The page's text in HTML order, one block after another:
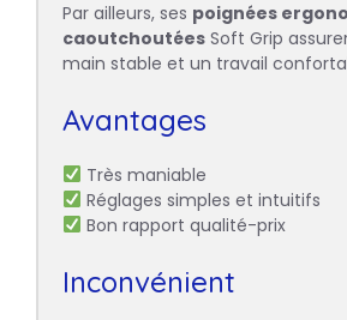
Par ailleurs, ses poignées
caoutchoutées Soft Grip
main stable et un travail
Avantages
Très maniable
Réglages simples et intuitifs
Bon rapport qualité-prix
Inconvénient